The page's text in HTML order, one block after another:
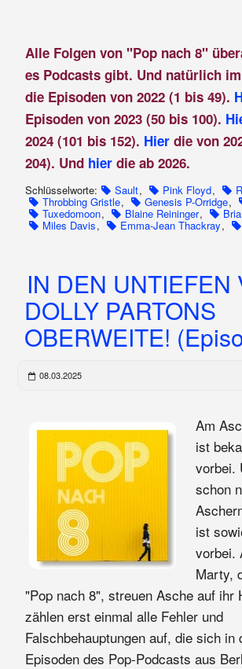
Alle Folgen von "Pop nach 8"
es Podcasts gibt. Und natürlich
die Episoden von 2022 (1 bis 49).
Episoden von 2023 (50 bis 100).
2024 (101 bis 152). Hier die von
204). Und hier die ab 2026.
Schlüsselworte: Sault, Pink Floyd,
Throbbing Gristle, Genesis P-Orridge,
Tuxedomoon, Blaine Reininger,
Miles Davis, Emma-Jean Thackray,
IN DEN UNTIEFEN
DOLLY PARTONS
OBERWEITE!
08.03.2025
Am
ist
vorbei.
schon
ist
vorbei.
Marty,
"Pop nach 8", streuen Asche auf ihr
zählen erst einmal alle Fehler und
Falschbehauptungen auf, die sich in
Episoden des Pop-Podcasts aus